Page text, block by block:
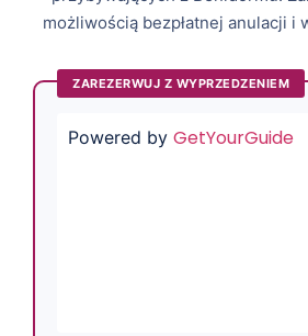
możliwością bezpłatnej anulacji i
ZAREZERWUJ Z WYPRZEDZENIEM
Powered by GetYourGuide